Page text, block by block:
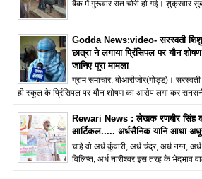
बैंक में गुरूवार रात चोरी हो गई। शुक्रवार
Godda News:video- सरस्वती शिशु
छात्रा ने लगाया प्रिंसिपल पर यौन
जानिए पूरा मामला
ग्राम समाचार, बोआरीजोर(गोड्ड)।
ही स्कूल के प्रिंसिपल पर यौन शोषण का आरोप लगा कर
Rewari News : लेखक रणबीर
आर्टिकल..... अर्धसैनिक यानि आधा
चाहे वो अर्ध कुंवारी, अर्ध चंद्र, अर्ध नग्न, अर्ध
विलिप्त, अर्ध नारीश्वर इस तरह के भेदभाव